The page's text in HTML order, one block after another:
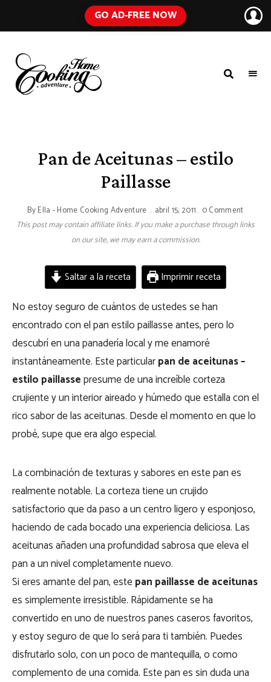
GO AD-FREE NOW
Everyday
IngredientsPan de Aceitunas – estilo
Paillasse
ByElla - Home Cooking Adventure abril 15, 2011 0 Comment
This post may contain affiliate links. If you make a purchase through links
on our site, we may earn a commission.
Saltar a la receta Imprimir receta
No estoy seguro de cuántos de ustedes se han
encontrado con el pan estilo paillasse antes, pero lo
descubrí en una panadería local y me enamoré
instantáneamente. Este particularpan de aceitunas –
estilo paillassepresume de una increíble corteza
crujiente y un interior aireado y húmedo que estalla con el
rico sabor de las aceitunas. Desde el momento en que lo
probé, supe que era algo especial.
La combinación de texturas y sabores en este pan es
realmente notable. La corteza tiene un crujido
satisfactorio que da paso a un centro ligero y esponjoso,
haciendo de cada bocado una experiencia deliciosa. Las
aceitunas añaden una profundidad sabrosa que eleva el
pan a un nivel completamente nuevo.
Si eres amante del pan, estepan paillasse de aceitunas
es simplemente irresistible. Rápidamente se ha
convertido en uno de nuestros panes caseros favoritos,
y estoy seguro de que lo será para ti también. Puedes
disfrutarlo solo, con un poco de mantequilla, o como
complemento de una comida. Este pan es sin duda una